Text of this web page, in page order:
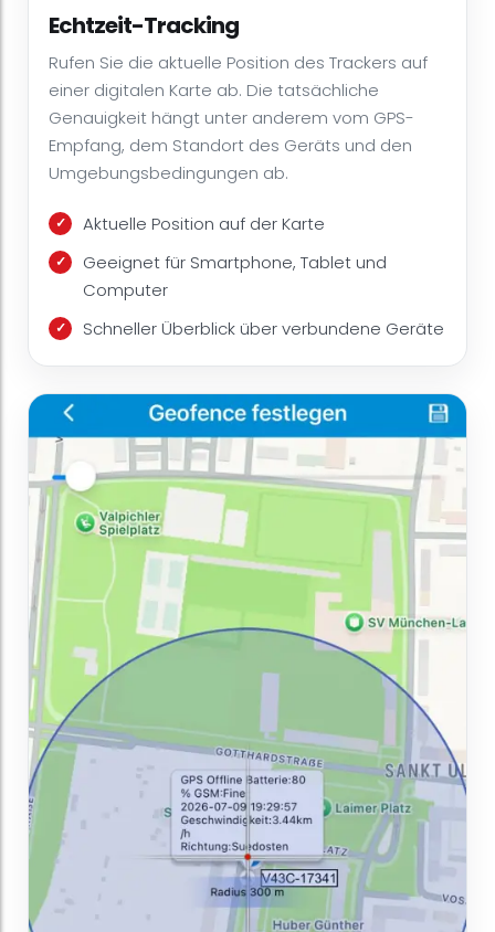
Echtzeit-Tracking
Rufen Sie die aktuelle Position des Trackers auf
einer digitalen Karte ab. Die tatsächliche
Genauigkeit hängt unter anderem vom GPS-
Empfang, dem Standort des Geräts und den
Umgebungsbedingungen ab.
Aktuelle Position auf der Karte
Geeignet für Smartphone, Tablet und
Computer
Schneller Überblick über verbundene Geräte